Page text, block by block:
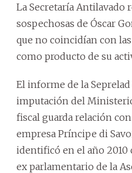
La Secretaría Antilavado
sospechosas de Óscar
que no coincidían con
como producto de su
El informe de la Seprelad
imputación del
fiscal guarda relación
empresa Príncipe di
identificó en el año 2010
ex parlamentario de la